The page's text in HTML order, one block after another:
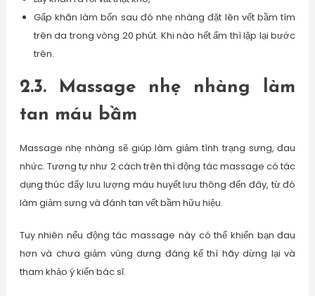
Gấp khăn làm bốn sau đó nhẹ nhàng đặt lên vết bầm tím
trên da trong vòng 20 phút. Khi nào hết ấm thì lặp lại bước
trên.
2.3. Massage nhẹ nhàng làm
tan máu bầm
Massage nhẹ nhàng sẽ giúp làm giảm tình trạng sưng, đau
nhức. Tương tự như 2 cách trên thì động tác massage có tác
dụng thúc đẩy lưu lượng máu huyết lưu thông đến đây, từ đó
làm giảm sưng và đánh tan vết bầm hữu hiệu.
Tuy nhiên nếu động tác massage này có thể khiến bạn đau
hơn và chưa giảm vùng dưng đáng kể thì hãy dừng lại và
tham khảo ý kiến bác sĩ.